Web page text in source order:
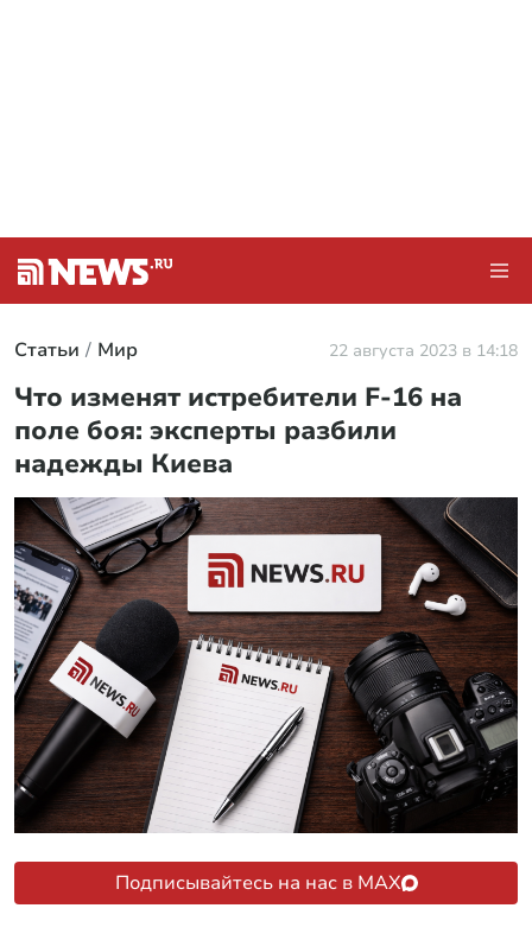
Статьи Мир 22 августа 2023 в 14:18
Что изменят истребители F-16 на
поле боя: эксперты разбили
надежды Киева
Подписывайтесь на нас в MAX